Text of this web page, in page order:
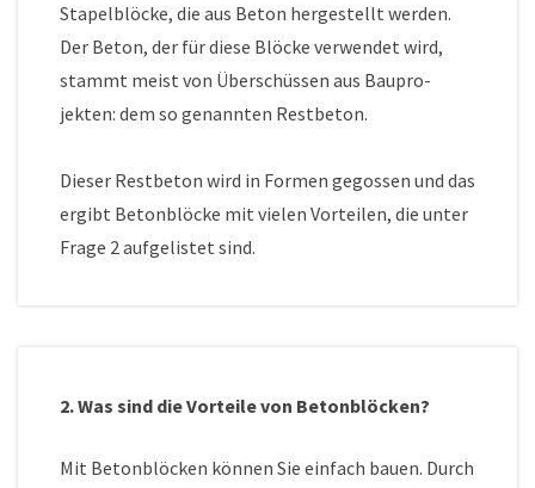
Stapelblöcke, die aus Beton hergestellt werden.
Der Beton, der für diese Blöcke verwendet wird,
stammt meist von Überschüssen aus Baupro-
jekten: dem so genannten Restbeton.
Dieser Restbeton wird in Formen gegossen und das
ergibt Betonblöcke mit vielen Vorteilen, die unter
Frage 2 aufgelistet sind.
2. Was sind die Vorteile von Betonblöcken?
Mit Betonblöcken können Sie einfach bauen. Durch